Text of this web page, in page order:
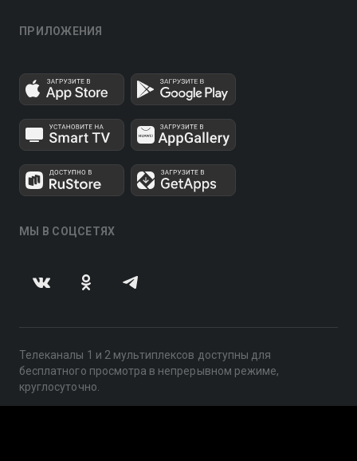
ПРИЛОЖЕНИЯ
МЫ В СОЦСЕТЯХ
Телеканалы 1 и 2 мультиплексов доступны для
бесплатного просмотра в непрерывном режиме,
круглосуточно.